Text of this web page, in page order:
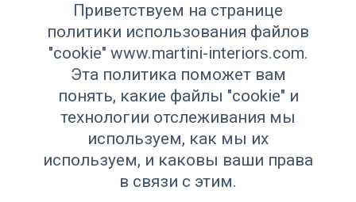
Приветствуем на странице
политики использования файлов
"cookie" www.martini-interiors.com.
Эта политика поможет вам
понять, какие файлы "cookie" и
технологии отслеживания мы
используем, как мы их
используем, и каковы ваши права
в связи с этим.